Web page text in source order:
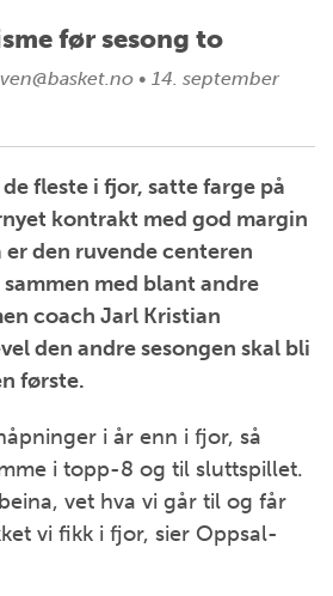
før sesong to
• 14. september
fleste i fjor, satte farge på
kontrakt med god margin
den ruvende centeren
med blant andre
coach Jarl Kristian
den andre sesongen skal bli
første.
i år enn i fjor, så
i topp-8 og til sluttspillet.
vet hva vi går til og får
vi fikk i fjor, sier Oppsal-